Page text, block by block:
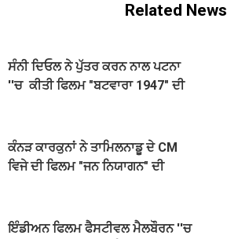
Related News
ਸੰਨੀ ਦਿਓਲ ਨੇ ਪੁੱਤਰ ਕਰਨ ਨਾਲ ਪਟਨਾ
''ਚ ਕੀਤੀ ਫਿਲਮ "ਬਟਵਾਰਾ 1947" ਦੀ
ਕੰਨੜ ਕਾਰਕੁਨਾਂ ਨੇ ਤਾਮਿਲਨਾਡੂ ਦੇ CM
ਵਿਜੇ ਦੀ ਫਿਲਮ "ਜਨ ਨਿਯਾਗਨ" ਦੀ
ਇੰਡੀਅਨ ਫਿਲਮ ਫੈਸਟੀਵਲ ਮੈਲਬੌਰਨ ''ਚ